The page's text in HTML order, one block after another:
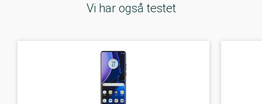
Vi har også testet